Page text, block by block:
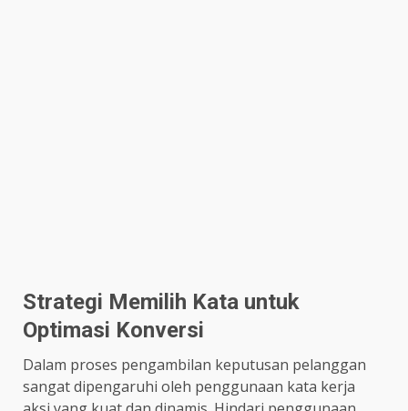
Strategi Memilih Kata untuk
Optimasi Konversi
Dalam proses pengambilan keputusan pelanggan
sangat dipengaruhi oleh penggunaan kata kerja